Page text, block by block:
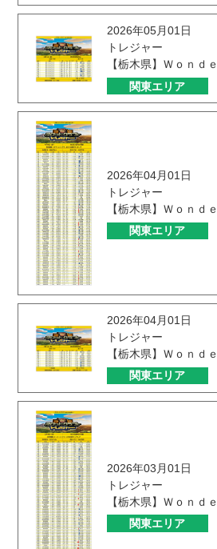
2026年05月01日
トレジャー
【栃木県】Ｗｏｎｄ
関東エリア
2026年04月01日
トレジャー
【栃木県】Ｗｏｎｄ
関東エリア
2026年04月01日
トレジャー
【栃木県】Ｗｏｎｄ
関東エリア
2026年03月01日
トレジャー
【栃木県】Ｗｏｎｄ
関東エリア